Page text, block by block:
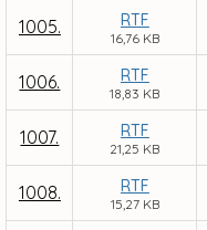
1005. RTF
16,76 KB
1006. RTF
18,83 KB
1007. RTF
21,25 KB
1008. RTF
15,27 KB